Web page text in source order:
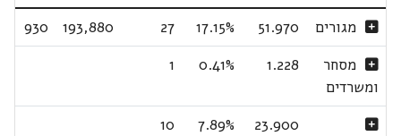
מגורים
51.970
17.15%
27
193,880
930
מסחר
ומשרדים
1.228
0.41%
1
23.900
7.89%
10